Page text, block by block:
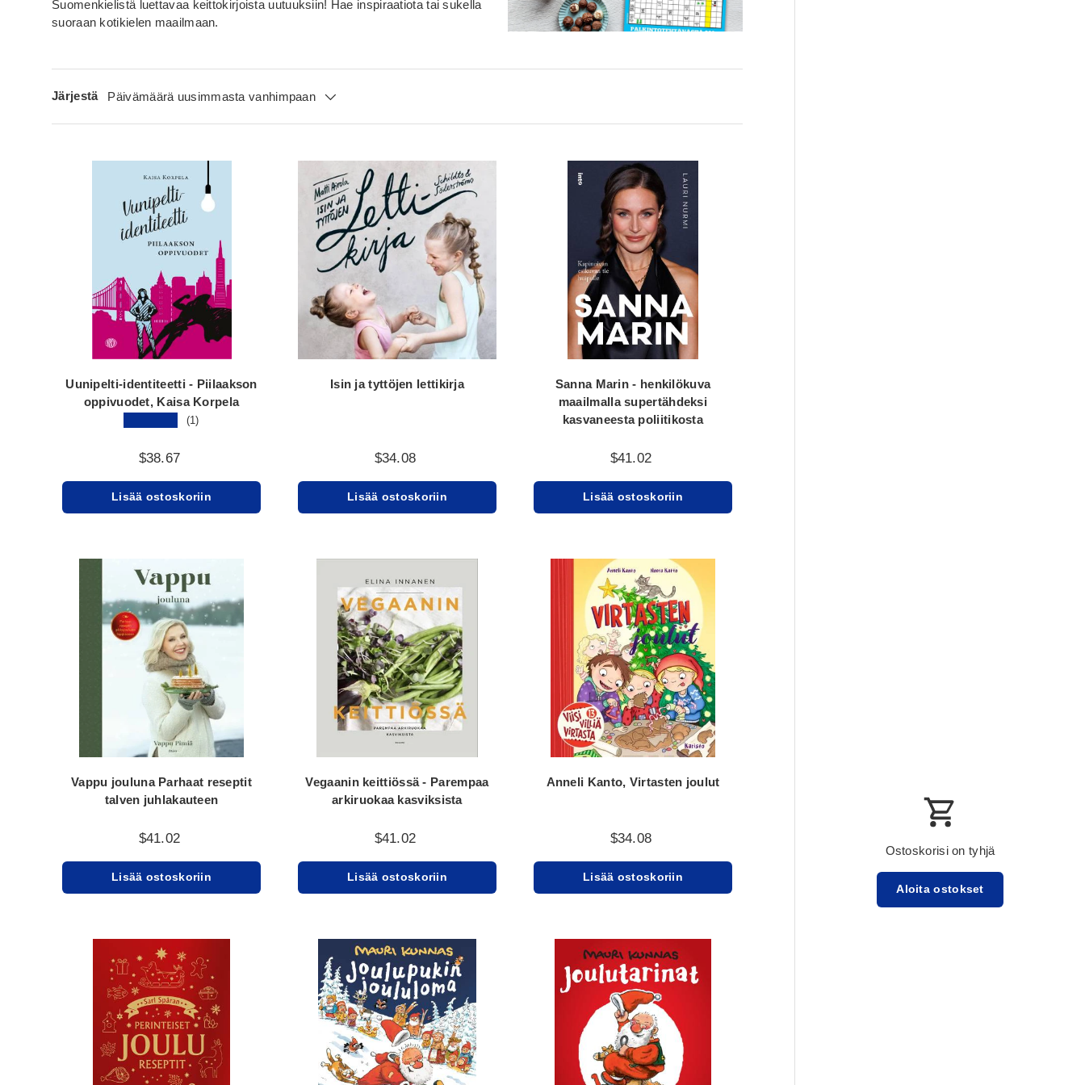
Suomenkielistä luettavaa keittokirjoista uutuuksiin! Hae inspiraatiota tai sukella
suoraan kotikielen maailmaan.
Järjestä Päivämäärä uusimmasta vanhimpaan
Uunipelti-identiteetti - Piilaakson
oppivuodet, Kaisa Korpela
(1)
$38.67
Lisää ostoskoriin
Isin ja tyttöjen lettikirja
$34.08
Lisää ostoskoriin
Sanna Marin - henkilökuva
maailmalla supertähdeksi
kasvaneesta poliitikosta
$41.02
Lisää ostoskoriin
Vappu jouluna Parhaat reseptit
talven juhlakauteen
$41.02
Lisää ostoskoriin
Vegaanin keittiössä - Parempaa
arkiruokaa kasviksista
$41.02
Lisää ostoskoriin
Anneli Kanto, Virtasten joulut
$34.08
Lisää ostoskoriin
Ostoskorisi on tyhjä
Aloita ostokset